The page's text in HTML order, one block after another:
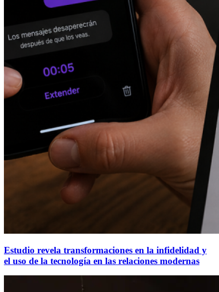
Estudio revela transformaciones en la infidelidad y
el uso de la tecnología en las relaciones modernas